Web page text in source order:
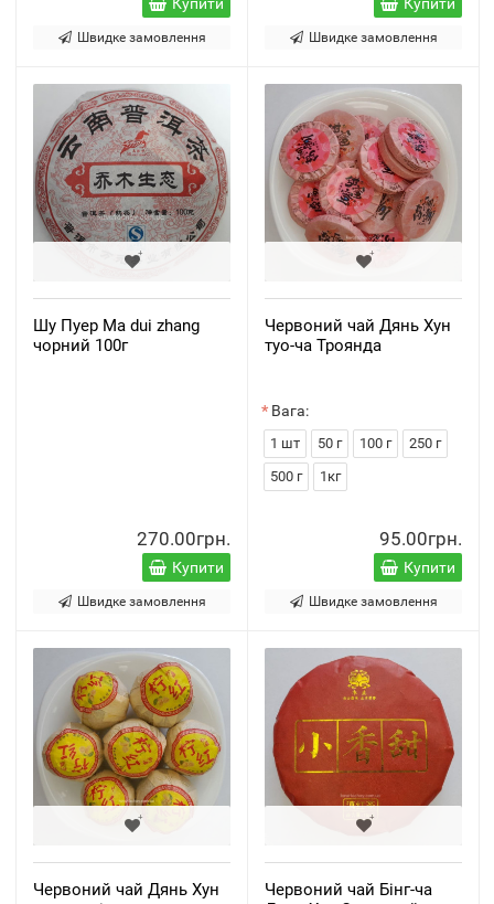
Швидке замовлення Швидке замовлення
Шу Пуер Ma dui zhang
чорний 100г
270.00грн.
Купити
Швидке замовлення
Червоний чай Дянь Хун
туо-ча Троянда
Вага:
1 шт 50 г 100 г
250 г
500 г
1кг
95.00грн.
Купити
Швидке замовлення
Червоний чай Дянь Хун
Червоний чай Бінг-ча